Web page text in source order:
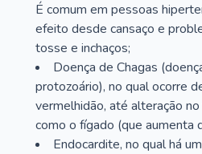
É comum em pessoas
efeito desde cansaço e
tosse e inchaços;
Doença de Chagas
protozoário), no qual ocorre
vermelhidão, até alteração
como o fígado (que aumenta
Endocardite, no qual há